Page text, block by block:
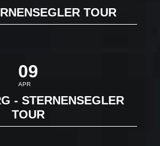
TOUR
09
APR
- STERNENSEGLER
TOUR